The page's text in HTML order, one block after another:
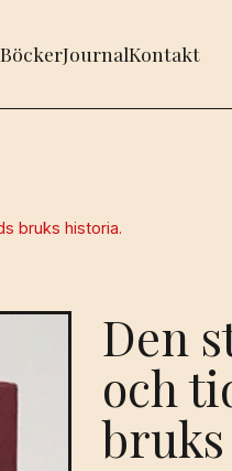
BöckerJournalKontakt
bruks historia.
Den
och